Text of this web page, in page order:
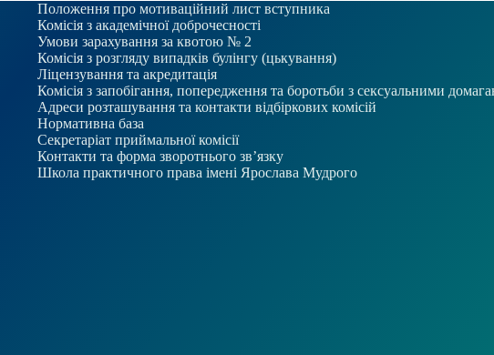
Положення про мотиваційний лист вступника
Комісія з академічної доброчесності
Умови зарахування за квотою № 2
Комісія з розгляду випадків булінгу (цькування)
Ліцензування та акредитація
Комісія з запобігання, попередження та боротьби з сексуальними
Адреси розташування та контакти відбіркових комісій
Нормативна база
Секретаріат приймальної комісії
Контакти та форма зворотнього зв’язку
Школа практичного права імені Ярослава Мудрого